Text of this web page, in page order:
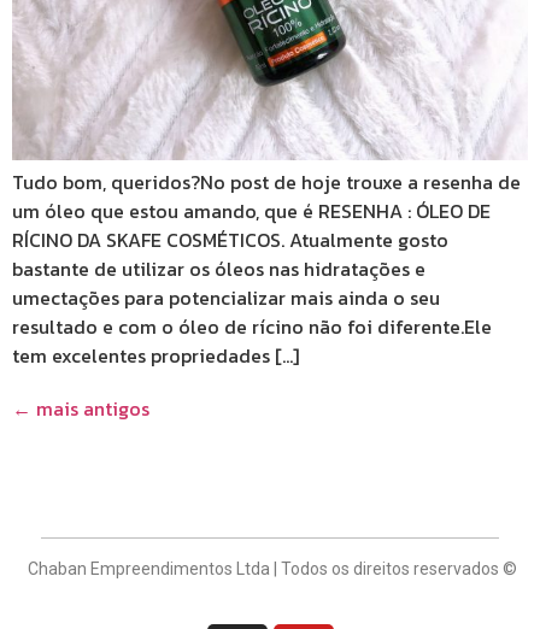
Tudo bom, queridos?No post de hoje trouxe a resenha de
um óleo que estou amando, que é RESENHA : ÓLEO DE
RÍCINO DA SKAFE COSMÉTICOS. Atualmente gosto
bastante de utilizar os óleos nas hidratações e
umectações para potencializar mais ainda o seu
resultado e com o óleo de rícino não foi diferente.Ele
tem excelentes propriedades […]
← mais antigos
Chaban Empreendimentos Ltda | Todos os direitos reservados ©